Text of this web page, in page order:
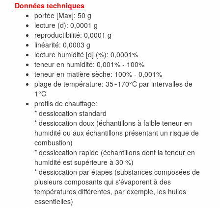
Données techniques
portée [Max]: 50 g
lecture (d): 0,0001 g
reproductibilité: 0,0001 g
linéarité: 0,0003 g
lecture humidité [d] (%): 0,0001%
teneur en humidité: 0,001% - 100%
teneur en matière sèche: 100% - 0,001%
plage de température: 35~170°C par intervalles de
1°C
profils de chauffage:
* dessiccation standard
* dessiccation doux (échantillons à faible teneur en
humidité ou aux échantillons présentant un risque de
combustion)
* dessiccation rapide (échantillons dont la teneur en
humidité est supérieure à 30 %)
* dessiccation par étapes (substances composées de
plusieurs composants qui s'évaporent à des
températures différentes, par exemple, les huiles
essentielles)